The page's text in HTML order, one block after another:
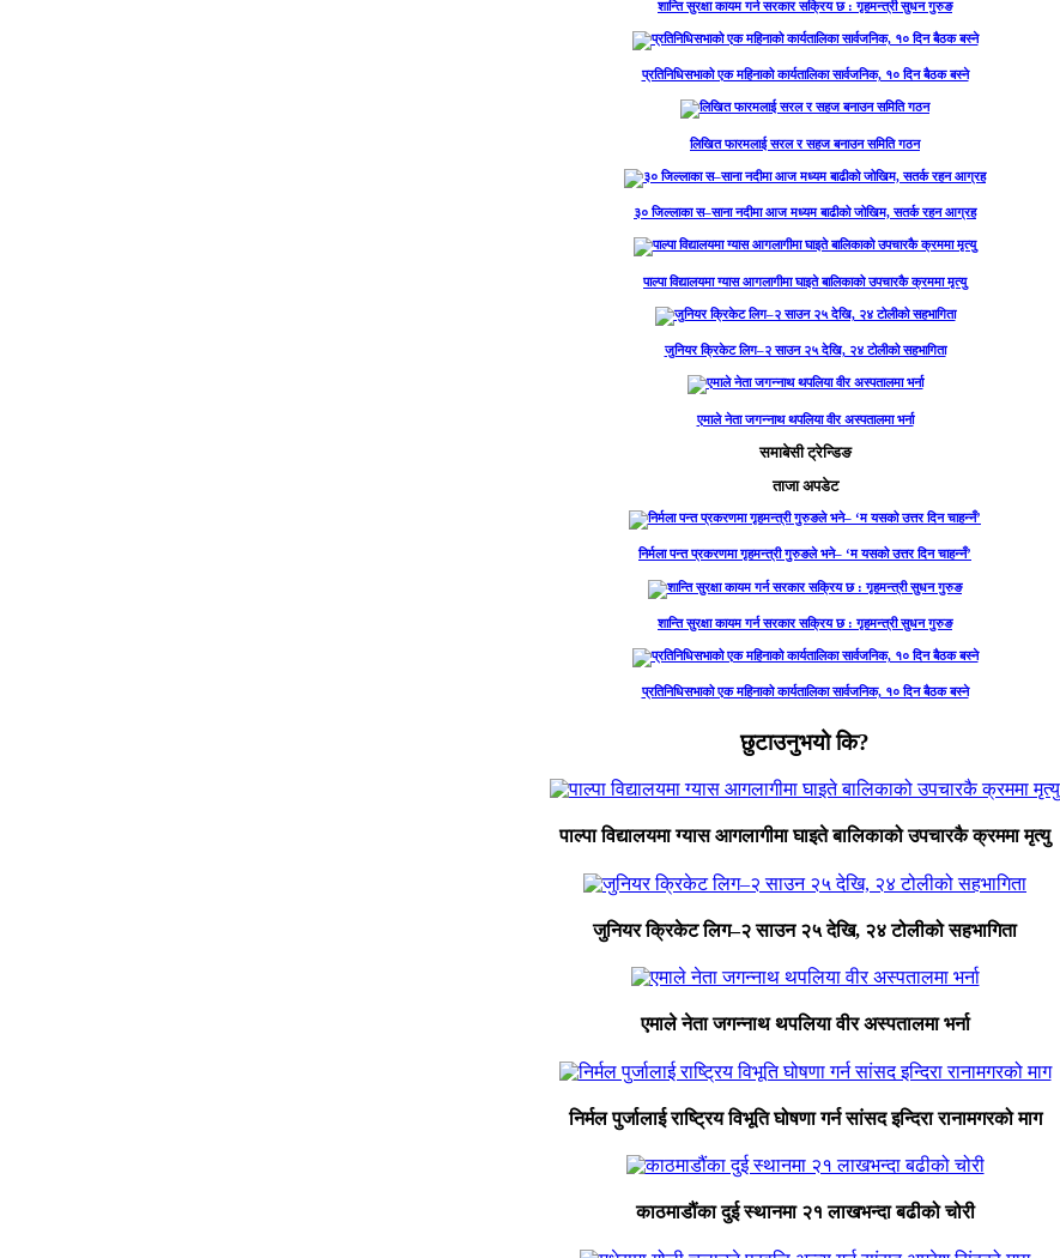
शान्ति सुरक्षा कायम गर्न सरकार सक्रिय छ : गृहमन्त्री सुधन गुरुङ
प्रतिनिधिसभाको एक महिनाको कार्यतालिका सार्वजनिक, १० दिन बैठक बस्ने
लिखित फारमलाई सरल र सहज बनाउन समिति गठन
३० जिल्लाका स–साना नदीमा आज मध्यम बाढीको जोखिम, सतर्क रहन आग्रह
पाल्पा विद्यालयमा ग्यास आगलागीमा घाइते बालिकाको उपचारकै क्रममा मृत्यु
जुनियर क्रिकेट लिग–२ साउन २५ देखि, २४ टोलीको सहभागिता
एमाले नेता जगन्नाथ थपलिया वीर अस्पतालमा भर्ना
समाबेसी ट्रेन्डिङ
ताजा अपडेट
निर्मला पन्त प्रकरणमा गृहमन्त्री गुरुङले भने– ‘म यसको उत्तर दिन चाहन्नँ’
शान्ति सुरक्षा कायम गर्न सरकार सक्रिय छ : गृहमन्त्री सुधन गुरुङ
प्रतिनिधिसभाको एक महिनाको कार्यतालिका सार्वजनिक, १० दिन बैठक बस्ने
छुटाउनुभयो कि?
पाल्पा विद्यालयमा ग्यास आगलागीमा घाइते बालिकाको उपचारकै क्रममा मृत्यु
जुनियर क्रिकेट लिग–२ साउन २५ देखि, २४ टोलीको सहभागिता
एमाले नेता जगन्नाथ थपलिया वीर अस्पतालमा भर्ना
निर्मल पुर्जालाई राष्ट्रिय विभूति घोषणा गर्न सांसद इन्दिरा रानामगरको माग
काठमाडौंका दुई स्थानमा २१ लाखभन्दा बढीको चोरी